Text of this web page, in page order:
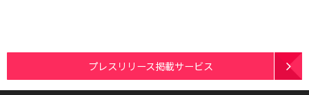
プレスリリース掲載サービス